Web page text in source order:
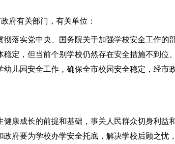
有关部门，有关单位：
实党中央、国务院关于加强学校安全工作的
定，但当前个别学校仍然存在安全措施不到位
幼儿园安全工作，确保全市校园安全稳定，经市
成长的前提和基础，事关人民群众切身利益
府要为学校办学安全托底，解决学校后顾之忧